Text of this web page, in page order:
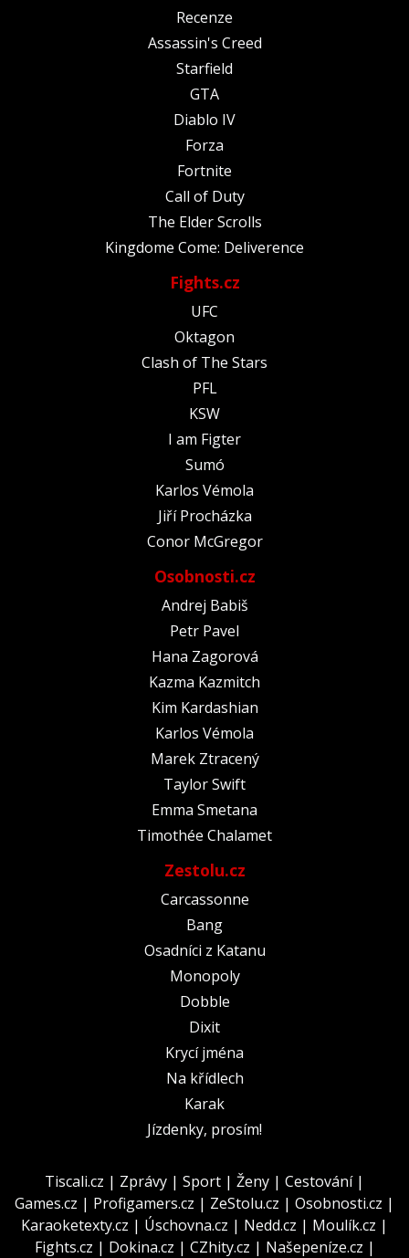
Recenze
Assassin's Creed
Starfield
GTA
Diablo IV
Forza
Fortnite
Call of Duty
The Elder Scrolls
Kingdome Come: Deliverence
Fights.cz
UFC
Oktagon
Clash of The Stars
PFL
KSW
I am Figter
Sumó
Karlos Vémola
Jiří Procházka
Conor McGregor
Osobnosti.cz
Andrej Babiš
Petr Pavel
Hana Zagorová
Kazma Kazmitch
Kim Kardashian
Karlos Vémola
Marek Ztracený
Taylor Swift
Emma Smetana
Timothée Chalamet
Zestolu.cz
Carcassonne
Bang
Osadníci z Katanu
Monopoly
Dobble
Dixit
Krycí jména
Na křídlech
Karak
Jízdenky, prosím!
Tiscali.cz | Zprávy | Sport | Ženy | Cestování|
Games.cz | Profigamers.cz | ZeStolu.cz | Osobnosti.cz |
Karaoketexty.cz | Úschovna.cz | Nedd.cz | Moulík.cz |
Fights.cz | Dokina.cz | CZhity.cz | Našepeníze.cz |